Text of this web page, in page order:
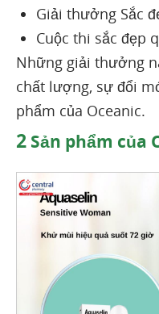
Giải thưởng Sắc
Cuộc thi sắc đẹp
Những giải thưởng
chất lượng, sự đổi
phẩm của Oceanic.
2 Sản phẩm của